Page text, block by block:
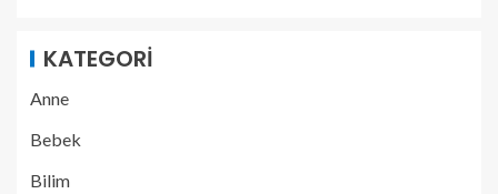
KATEGORI
Anne
Bebek
Bilim